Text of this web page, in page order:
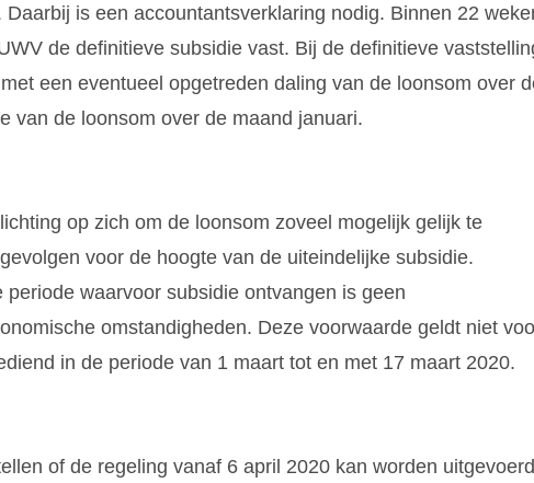
is een accountantsverklaring nodig. Binnen 22
de definitieve subsidie vast. Bij de definitieve
een eventueel opgetreden daling van de loonsom over
van de loonsom over de maand januari.
op zich om de loonsom zoveel mogelijk gelijk te
voor de hoogte van de uiteindelijke subsidie.
waarvoor subsidie ontvangen is geen
omstandigheden. Deze voorwaarde geldt niet
in de periode van 1 maart tot en met 17 maart 2020.
of de regeling vanaf 6 april 2020 kan worden